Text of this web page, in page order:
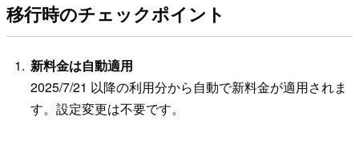
移行時のチェックポイント
新料金は自動適用
2025/7/21 以降の利用分から自動で新料金が適用されま
す。設定変更は不要です。